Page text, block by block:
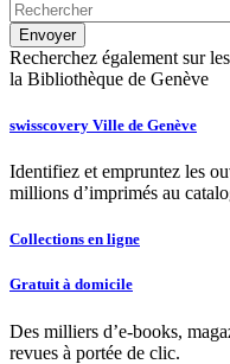
Recherchez également sur
la Bibliothèque de Genève
swisscovery Ville de Genève
Identifiez et empruntez les
millions d’imprimés au
Collections en ligne
Gratuit à domicile
Des milliers d’e-books,
revues à portée de clic.